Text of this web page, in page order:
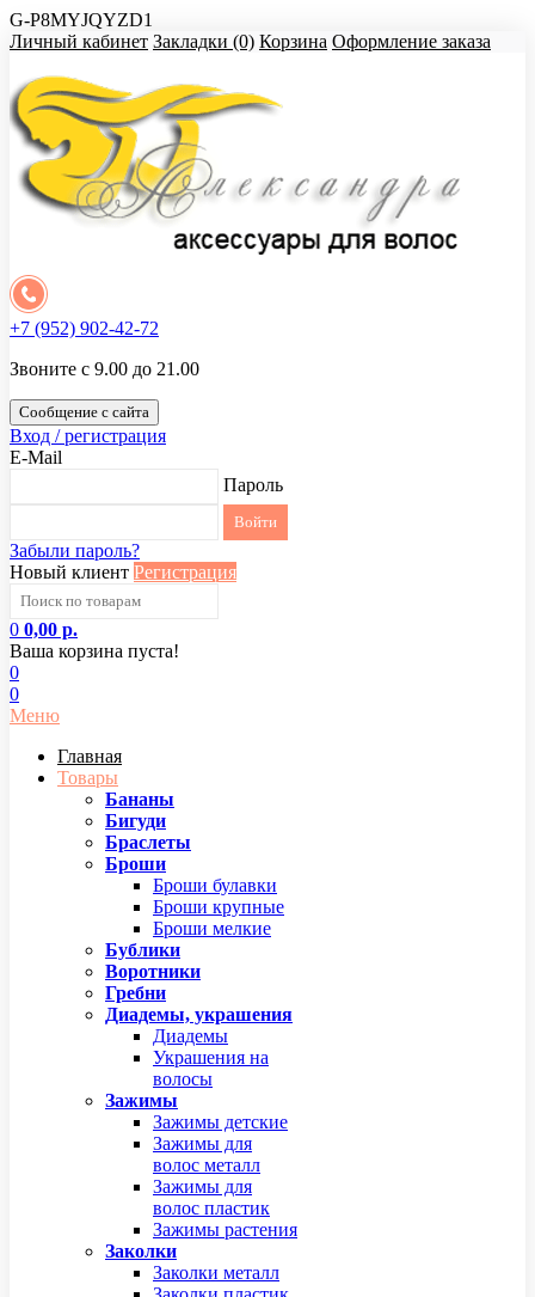
G-P8MYJQYZD1
Личный кабинет Закладки (0) Корзина Оформление заказа
+7 (952) 902-42-72
Звоните с 9.00 до 21.00
Сообщение с сайта
Вход / регистрация
E-Mail
Пароль
Забыли пароль?
Новый клиент Регистрация
0 0,00 р.
Ваша корзина пуста!
0
0
Меню
Главная
Товары
Бананы
Бигуди
Браслеты
Броши
Броши булавки
Броши крупные
Броши мелкие
Бублики
Воротники
Гребни
Диадемы, украшения
Диадемы
Украшения на
волосы
Зажимы
Зажимы детские
Зажимы для
волос металл
Зажимы для
волос пластик
Зажимы растения
Заколки
Заколки металл